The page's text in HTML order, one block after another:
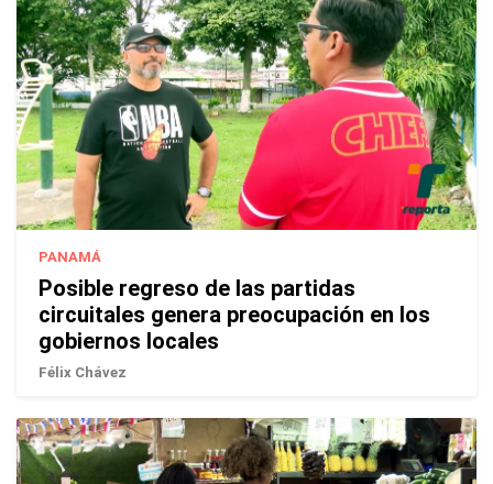
PANAMÁ
Posible regreso de las partidas
circuitales genera preocupación en los
gobiernos locales
Félix Chávez